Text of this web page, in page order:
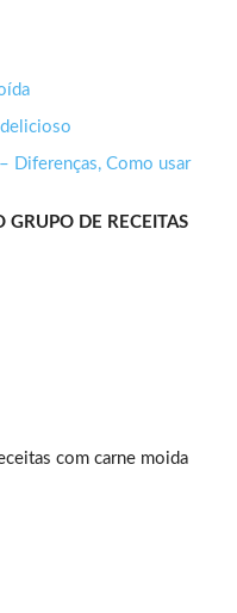
Diferenças, Como usar
GRUPO DE RECEITAS
com carne moida